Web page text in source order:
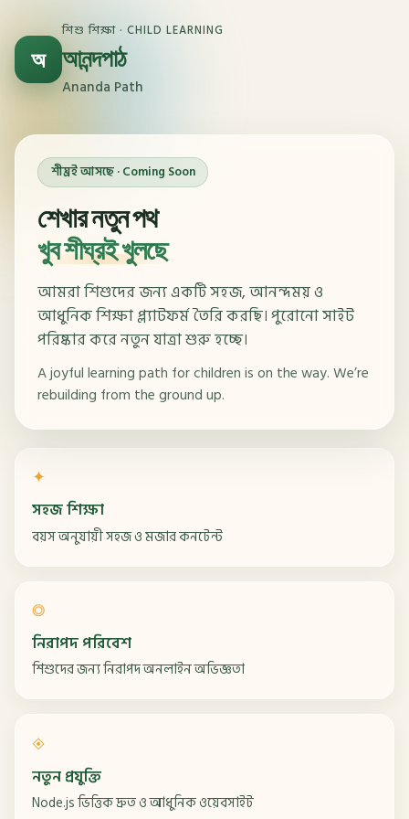
অ
শিশু শিক্ষা · CHILD LEARNING
আনন্দপাঠ
Ananda Path
শীঘ্রই আসছে · Coming Soon
শেখার নতুন পথ
খুব শীঘ্রই খুলছে
আমরা শিশুদের জন্য একটি সহজ, আনন্দময় ও
আধুনিক শিক্ষা প্ল্যাটফর্ম তৈরি করছি। পুরোনো সাইট
পরিষ্কার করে নতুন যাত্রা শুরু হচ্ছে।
A joyful learning path for children is on the way. We’re
rebuilding from the ground up.
✦
সহজ শিক্ষা
বয়স অনুযায়ী সহজ ও মজার কনটেন্ট
◎
নিরাপদ পরিবেশ
শিশুদের জন্য নিরাপদ অনলাইন অভিজ্ঞতা
◈
নতুন প্রযুক্তি
Node.js ভিত্তিক দ্রুত ও আধুনিক ওয়েবসাইট